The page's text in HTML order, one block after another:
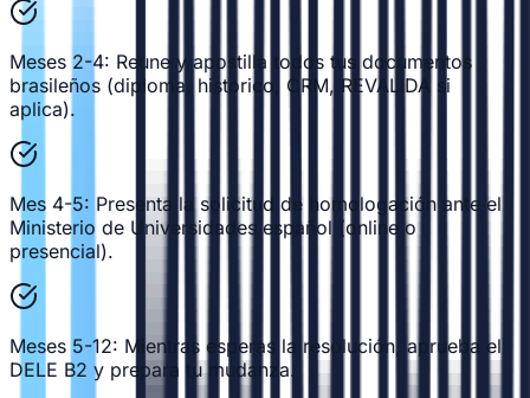
Meses 2-4: Reune y apostilla todos tus documentos
brasileños (diploma, historico, CRM, REVALIDA si
aplica).
Mes 4-5: Presenta la solicitud de homologación ante el
Ministerio de Universidades español (online o
presencial).
Meses 5-12: Mientras esperas la resolución, aprueba el
DELE B2 y prepara tu mudanza.